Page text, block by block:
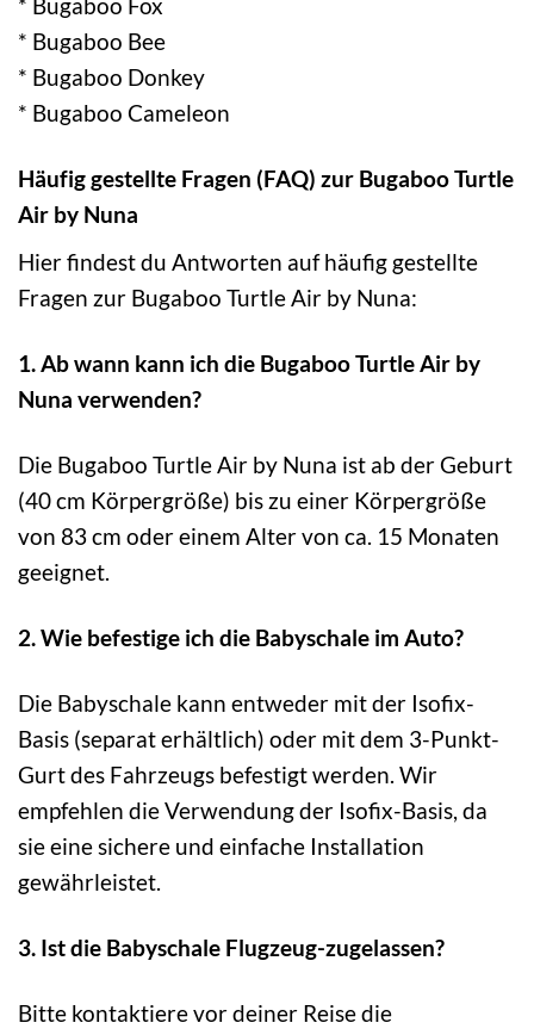
* Bugaboo Fox
* Bugaboo Bee
* Bugaboo Donkey
* Bugaboo Cameleon
Häufig gestellte Fragen (FAQ) zur Bugaboo Turtle
Air by Nuna
Hier findest du Antworten auf häufig gestellte
Fragen zur Bugaboo Turtle Air by Nuna:
1. Ab wann kann ich die Bugaboo Turtle Air by
Nuna verwenden?
Die Bugaboo Turtle Air by Nuna ist ab der Geburt
(40 cm Körpergröße) bis zu einer Körpergröße
von 83 cm oder einem Alter von ca. 15 Monaten
geeignet.
2. Wie befestige ich die Babyschale im Auto?
Die Babyschale kann entweder mit der Isofix-
Basis (separat erhältlich) oder mit dem 3-Punkt-
Gurt des Fahrzeugs befestigt werden. Wir
empfehlen die Verwendung der Isofix-Basis, da
sie eine sichere und einfache Installation
gewährleistet.
3. Ist die Babyschale Flugzeug-zugelassen?
Bitte kontaktiere vor deiner Reise die